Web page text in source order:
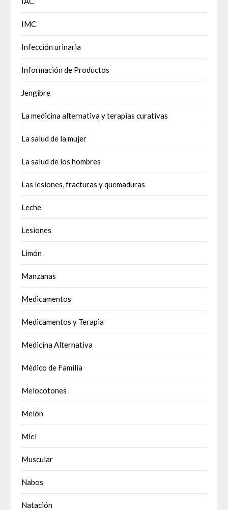
IMC
Infección urinaria
Información de Productos
Jengibre
La medicina alternativa y terapias curativas
La salud de la mujer
La salud de los hombres
Las lesiones, fracturas y quemaduras
Leche
Lesiones
Limón
Manzanas
Medicamentos
Medicamentos y Terapia
Medicina Alternativa
Médico de Familia
Melocotones
Melón
Miel
Muscular
Nabos
Natación